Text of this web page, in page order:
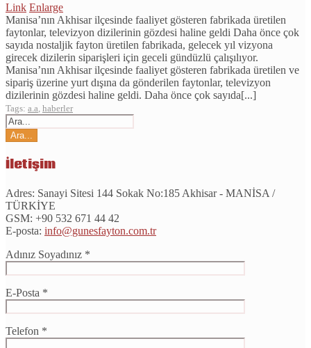
Link Enlarge
Manisa’nın Akhisar ilçesinde faaliyet gösteren fabrikada üretilen
faytonlar, televizyon dizilerinin gözdesi haline geldi Daha önce çok
sayıda nostaljik fayton üretilen fabrikada, gelecek yıl vizyona
girecek dizilerin siparişleri için geceli gündüzlü çalışılıyor.
Manisa’nın Akhisar ilçesinde faaliyet gösteren fabrikada üretilen ve
sipariş üzerine yurt dışına da gönderilen faytonlar, televizyon
dizilerinin gözdesi haline geldi. Daha önce çok sayıda[...]
Tags: a.a haberler
İletişim
Adres: Sanayi Sitesi 144 Sokak No:185 Akhisar - MANİSA /
TÜRKİYE
GSM: +90 532 671 44 42
E-posta: info@gunesfayton.com.tr
Adınız Soyadınız *
E-Posta *
Telefon *